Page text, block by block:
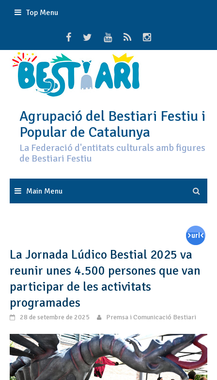
Top Menu
Agrupació del Bestiari Festiu i
Popular de Catalunya
La Federació d'entitats culturals amb figures
de Bestiari Festiu
Main Menu
La Jornada Lúdico Bestial 2025 va
reunir unes 4.500 persones que van
participar de les activitats
programades
28 de setembre de 2025 Premsa i Comunicació Bestiari